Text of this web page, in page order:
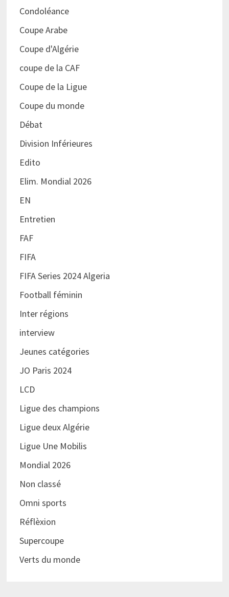
Condoléance
Coupe Arabe
Coupe d'Algérie
coupe de la CAF
Coupe de la Ligue
Coupe du monde
Débat
Division Inférieures
Edito
Elim. Mondial 2026
EN
Entretien
FAF
FIFA
FIFA Series 2024 Algeria
Football féminin
Inter régions
interview
Jeunes catégories
JO Paris 2024
LCD
Ligue des champions
Ligue deux Algérie
Ligue Une Mobilis
Mondial 2026
Non classé
Omni sports
Réflèxion
Supercoupe
Verts du monde